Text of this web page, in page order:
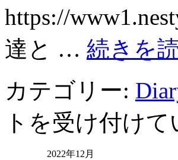
https://
達と … 続きを
カテゴリー:
トを受け付け
2022年12月